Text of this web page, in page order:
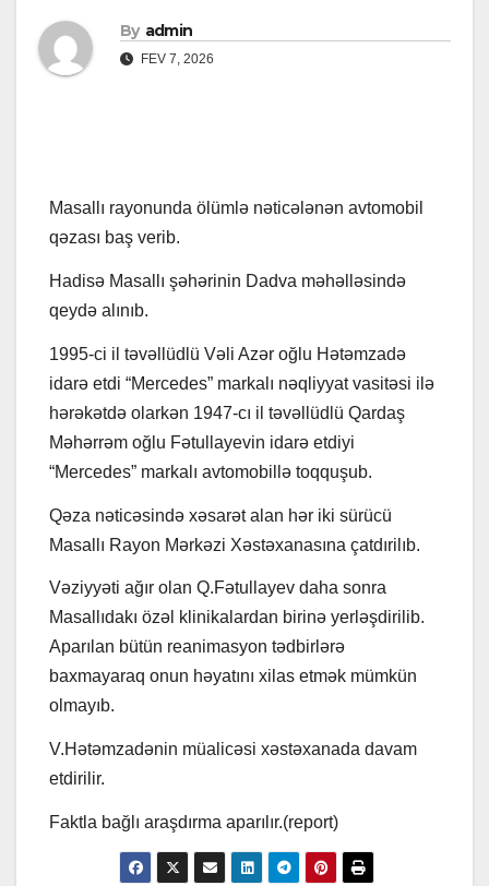
By admin
FEV 7, 2026
Masallı rayonunda ölümlə nəticələnən avtomobil
qəzası baş verib.
Hadisə Masallı şəhərinin Dadva məhəlləsində
qeydə alınıb.
1995-ci il təvəllüdlü Vəli Azər oğlu Hətəmzadə
idarə etdi “Mercedes” markalı nəqliyyat vasitəsi ilə
hərəkətdə olarkən 1947-cı il təvəllüdlü Qardaş
Məhərrəm oğlu Fətullayevin idarə etdiyi
“Mercedes” markalı avtomobillə toqquşub.
Qəza nəticəsində xəsarət alan hər iki sürücü
Masallı Rayon Mərkəzi Xəstəxanasına çatdırilıb.
Vəziyyəti ağır olan Q.Fətullayev daha sonra
Masallıdakı özəl klinikalardan birinə yerləşdirilib.
Aparılan bütün reanimasyon tədbirlərə
baxmayaraq onun həyatını xilas etmək mümkün
olmayıb.
V.Hətəmzadənin müalicəsi xəstəxanada davam
etdirilir.
Faktla bağlı araşdırma aparılır.(report)